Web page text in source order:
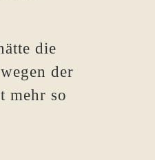
die
der
mehr so